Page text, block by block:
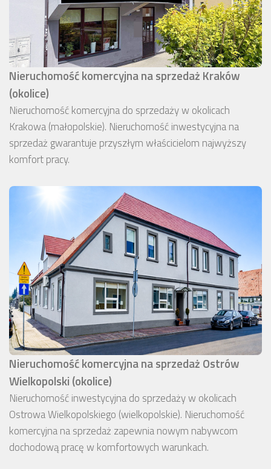
Nieruchomość komercyjna na sprzedaż Kraków
(okolice)
Nieruchomość komercyjna do sprzedaży w okolicach
Krakowa (małopolskie). Nieruchomość inwestycyjna na
sprzedaż gwarantuje przyszłym właścicielom najwyższy
komfort pracy.
Nieruchomość komercyjna na sprzedaż Ostrów
Wielkopolski (okolice)
Nieruchomość inwestycyjna do sprzedaży w okolicach
Ostrowa Wielkopolskiego (wielkopolskie). Nieruchomość
komercyjna na sprzedaż zapewnia nowym nabywcom
dochodową pracę w komfortowych warunkach.